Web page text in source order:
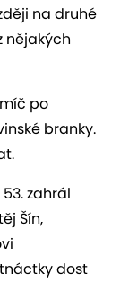
na druhé
nějakých
po
branky.
zahrál
Šín,
dost